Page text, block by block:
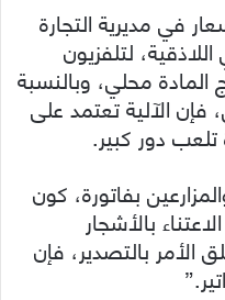
في مديرية التجارة
لتلفزيون
المادة محلي، وبالنسبة
الآلية تعتمد على
دور كبير.
بفاتورة، كون
بالأشجار
الأمر بالتصدير، فإن